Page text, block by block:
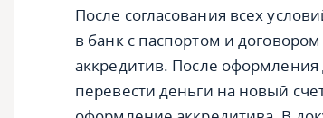
После согласования всех
в банк с паспортом и
аккредитив. После
перевести деньги на новый